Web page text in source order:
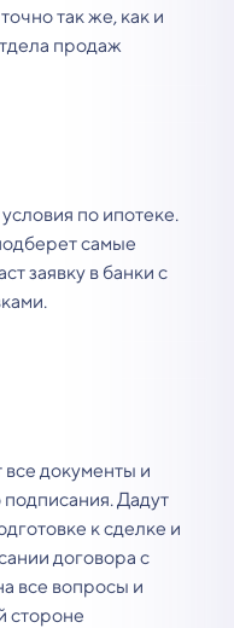
так же, как и
продаж
по ипотеке.
самые
заявку в банки с
документы и
Дадут
к сделке и
договора с
все вопросы и
стороне